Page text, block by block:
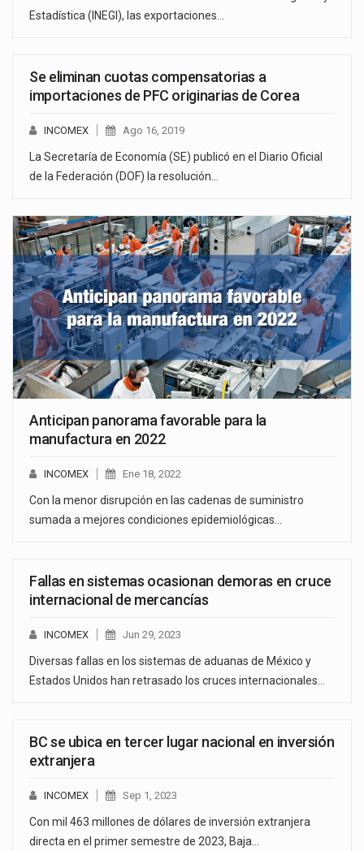
Estadística (INEGI), las exportaciones…
Se eliminan cuotas compensatorias a
importaciones de PFC originarias de Corea
INCOMEX Ago 16, 2019
La Secretaría de Economía (SE) publicó en el Diario Oficial
de la Federación (DOF) la resolución…
Anticipan panorama favorable para la
manufactura en 2022
INCOMEX Ene 18, 2022
Con la menor disrupción en las cadenas de suministro
sumada a mejores condiciones epidemiológicas…
Fallas en sistemas ocasionan demoras en cruce
internacional de mercancías
INCOMEX Jun 29, 2023
Diversas fallas en los sistemas de aduanas de México y
Estados Unidos han retrasado los cruces internacionales…
BC se ubica en tercer lugar nacional en inversión
extranjera
INCOMEX Sep 1, 2023
Con mil 463 millones de dólares de inversión extranjera
directa en el primer semestre de 2023, Baja…